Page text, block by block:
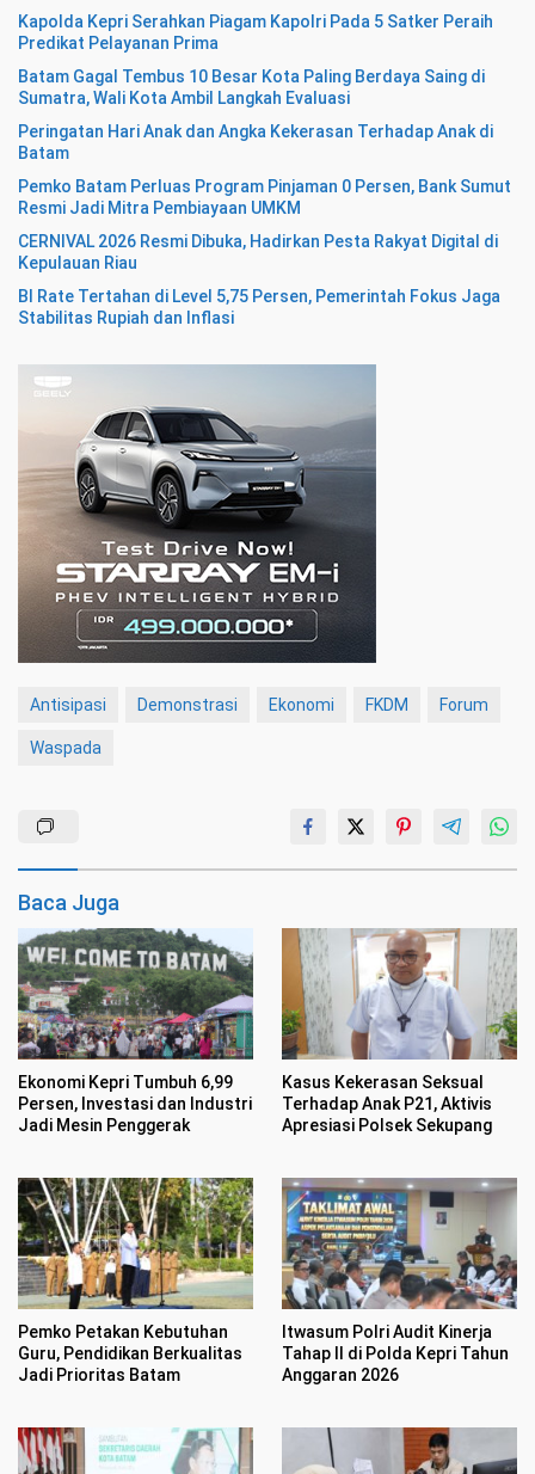
Kapolda Kepri Serahkan Piagam Kapolri Pada 5 Satker Peraih
Predikat Pelayanan Prima
Batam Gagal Tembus 10 Besar Kota Paling Berdaya Saing di
Sumatra, Wali Kota Ambil Langkah Evaluasi
Peringatan Hari Anak dan Angka Kekerasan Terhadap Anak di
Batam
Pemko Batam Perluas Program Pinjaman 0 Persen, Bank Sumut
Resmi Jadi Mitra Pembiayaan UMKM
CERNIVAL 2026 Resmi Dibuka, Hadirkan Pesta Rakyat Digital di
Kepulauan Riau
BI Rate Tertahan di Level 5,75 Persen, Pemerintah Fokus Jaga
Stabilitas Rupiah dan Inflasi
Antisipasi Demonstrasi Ekonomi FKDM Forum
Waspada
Baca Juga
Ekonomi Kepri Tumbuh 6,99
Persen, Investasi dan Industri
Jadi Mesin Penggerak
Kasus Kekerasan Seksual
Terhadap Anak P21, Aktivis
Apresiasi Polsek Sekupang
Pemko Petakan Kebutuhan
Guru, Pendidikan Berkualitas
Jadi Prioritas Batam
Itwasum Polri Audit Kinerja
Tahap II di Polda Kepri Tahun
Anggaran 2026